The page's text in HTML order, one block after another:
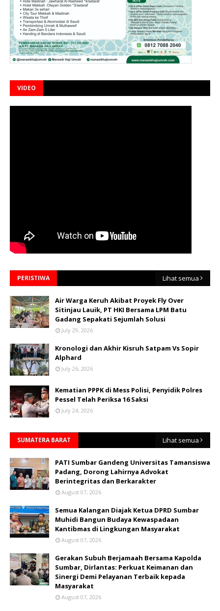
VIDEO
PERISTIWA Lihat semua
Air Warga Keruh Akibat Proyek Fly Over
Sitinjau Lauik, PT HKI Bersama LPM Batu
Gadang Sepakati Sejumlah Solusi
July 29, 2026
Kronologi dan Akhir Kisruh Satpam Vs Sopir
Alphard
July 26, 2026
Kematian PPPK di Mess Polisi, Penyidik Polres
Pessel Telah Periksa 16 Saksi
July 24, 2026
SUMATERA BARAT Lihat semua
PATI Sumbar Gandeng Universitas Tamansiswa
Padang, Dorong Lahirnya Advokat
Berintegritas dan Berkarakter
August 07, 2026
Semua Kalangan Diajak Ketua DPRD Sumbar
Muhidi Bangun Budaya Kewaspadaan
Kantibmas di Lingkungan Masyarakat
August 07, 2026
Gerakan Subuh Berjamaah Bersama Kapolda
Sumbar, Dirlantas: Perkuat Keimanan dan
Sinergi Demi Pelayanan Terbaik kepada
Masyarakat
August 07, 2026